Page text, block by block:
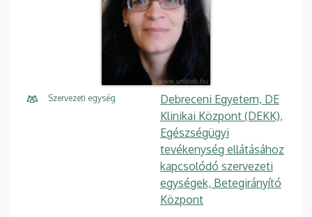
Szervezeti egység
Debreceni Egyetem, DE
Klinikai Központ (DEKK),
Egészségügyi
tevékenység ellátásához
kapcsolódó szervezeti
egységek, Betegirányító
Központ